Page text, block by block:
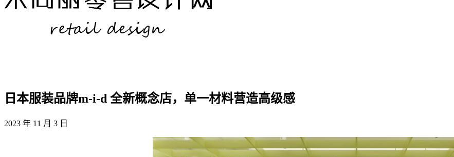
日本服装品牌m-i-d 全新概念店，单一材料营造高级感
2023 年 11 月 3 日